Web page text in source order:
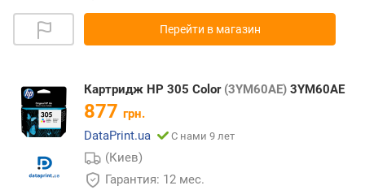
Перейти в магазин
Картридж HP 305 Color (3YM60AE) 3YM60AE
877 грн.
DataPrint.ua
С нами 9 лет
(Киев)
Гарантия: 12 мес.